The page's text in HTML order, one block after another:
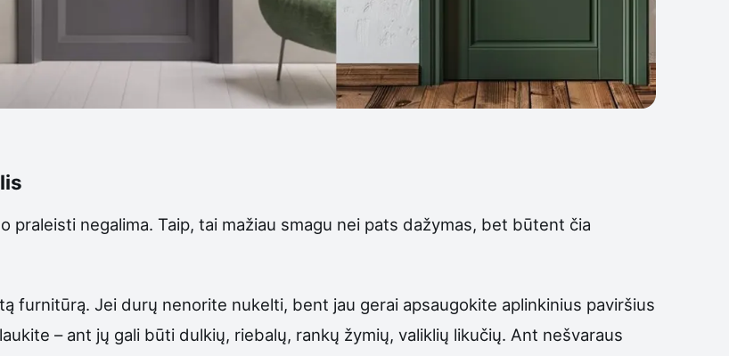
praleisti negalima. Taip, tai mažiau smagu nei pats dažymas, bet būtent čia
furnitūrą. Jei durų nenorite nukelti, bent jau gerai apsaugokite aplinkinius paviršius
– ant jų gali būti dulkių, riebalų, rankų žymių, valiklių likučių. Ant nešvaraus